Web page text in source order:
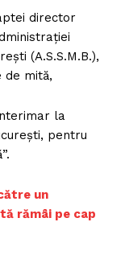
director
(A.S.S.M.B.),
de mită,
la
pentru
un
rămâi pe cap